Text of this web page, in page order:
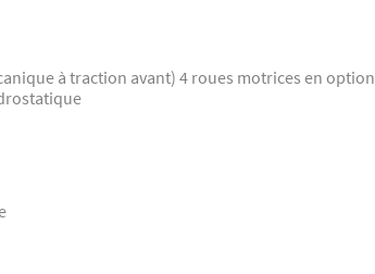
à traction avant) 4 roues motrices en option